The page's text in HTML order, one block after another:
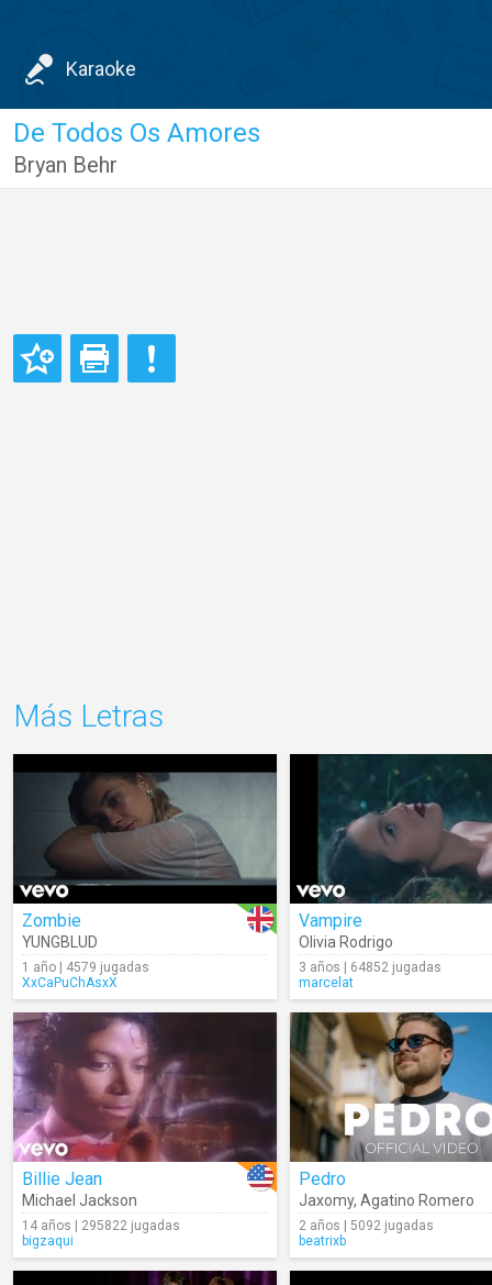
Karaoke
De Todos Os Amores
Bryan Behr
Más Letras
Zombie
YUNGBLUD
1 año | 4579 jugadas
XxCaPuChAsxX
Vampire
Olivia Rodrigo
3 años | 64852 jugadas
marcelat
Billie Jean
Michael Jackson
14 años | 295822 jugadas
bigzaqui
Pedro
Jaxomy, Agatino Romero
2 años | 5092 jugadas
beatrixb